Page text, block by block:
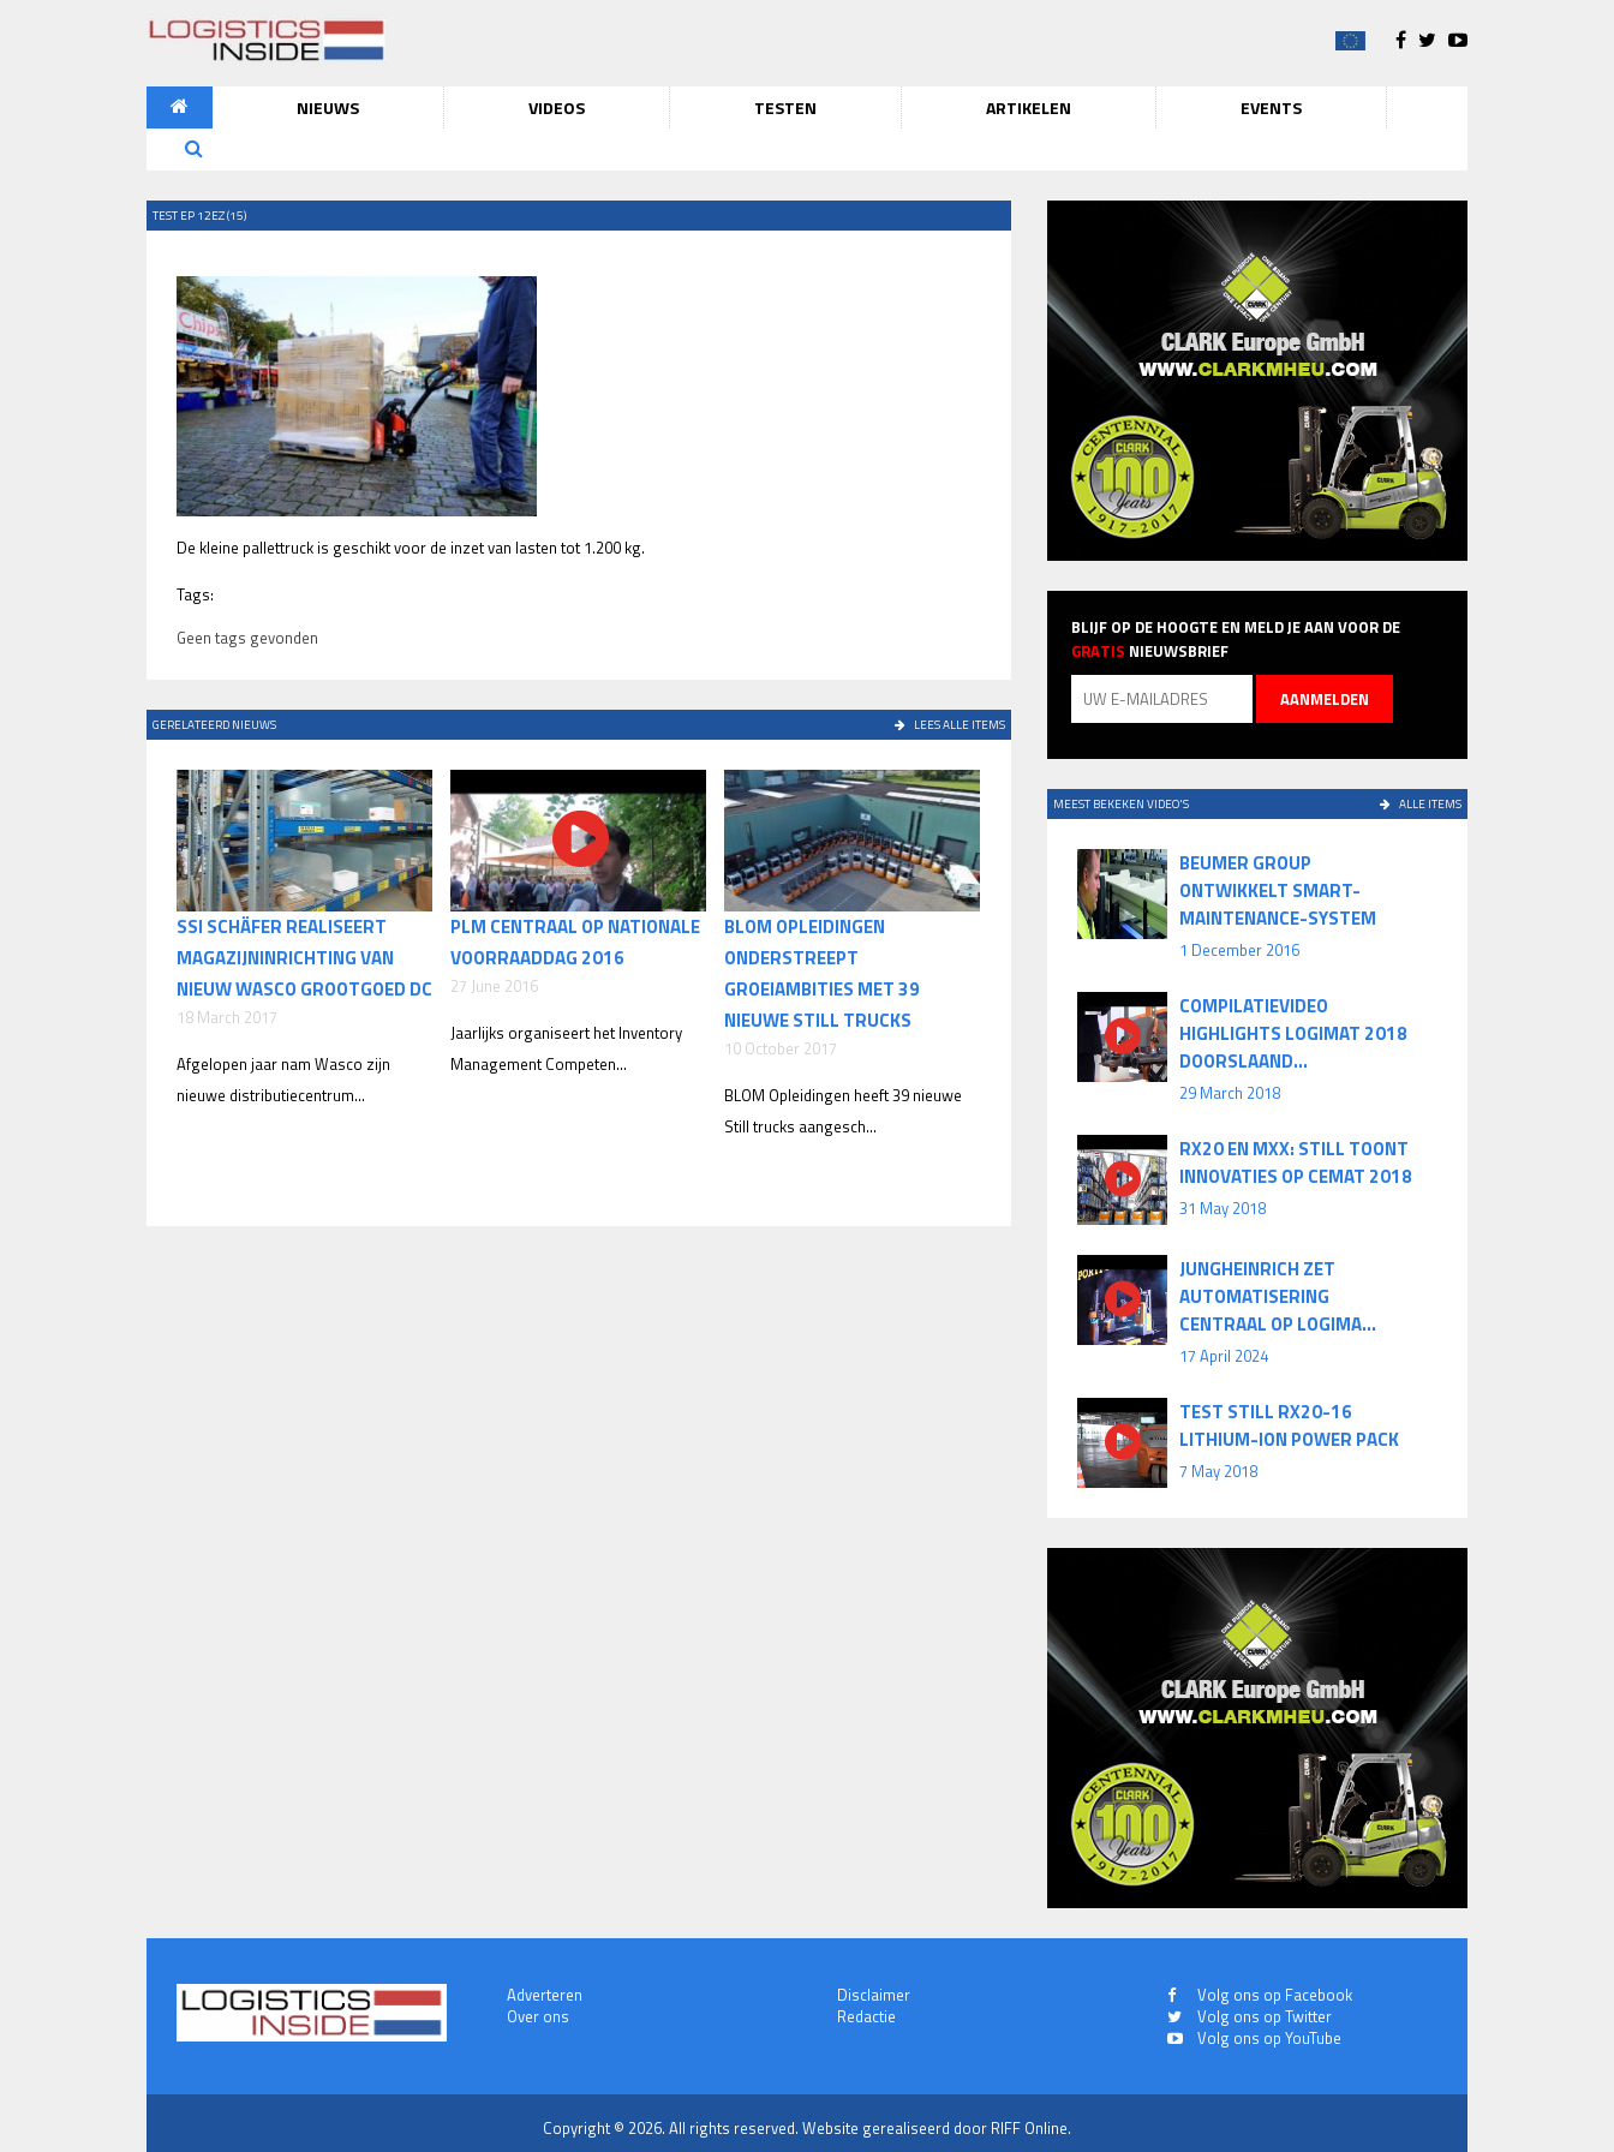
NIEUWS VIDEOS TESTEN ARTIKELEN EVENTS
TEST EP 12EZ (15)
De kleine pallettruck is geschikt voor de inzet van lasten tot 1.200 kg.
Tags:
Geen tags gevonden
GERELATEERD NIEUWS LEES ALLE ITEMS
SSI SCHÄFER REALISEERT
MAGAZIJNINRICHTING VAN
NIEUW WASCO GROOTGOED DC
18 March 2017
Afgelopen jaar nam Wasco zijn
nieuwe distributiecentrum...
PLM CENTRAAL OP NATIONALE
VOORRAADDAG 2016
27 June 2016
Jaarlijks organiseert het Inventory
Management Competen...
BLOM OPLEIDINGEN
ONDERSTREEPT
GROEIAMBITIES MET 39
NIEUWE STILL TRUCKS
10 October 2017
BLOM Opleidingen heeft 39 nieuwe
Still trucks aangesch...
BLIJF OP DE HOOGTE EN MELD JE AAN VOOR DE
GRATIS NIEUWSBRIEF
MEEST BEKEKEN VIDEO'S ALLE ITEMS
BEUMER GROUP
ONTWIKKELT SMART-
MAINTENANCE-SYSTEM
1 December 2016
COMPILATIEVIDEO
HIGHLIGHTS LOGIMAT 2018
DOORSLAAND...
29 March 2018
RX20 EN MXX: STILL TOONT
INNOVATIES OP CEMAT 2018
31 May 2018
JUNGHEINRICH ZET
AUTOMATISERING
CENTRAAL OP LOGIMA...
17 April 2024
TEST STILL RX20-16
LITHIUM-ION POWER PACK
7 May 2018
Adverteren
Over ons
Disclaimer
Redactie
Volg ons op Facebook
Volg ons op Twitter
Volg ons op YouTube
Copyright © 2026. All rights reserved. Website gerealiseerd door RIFF Online.